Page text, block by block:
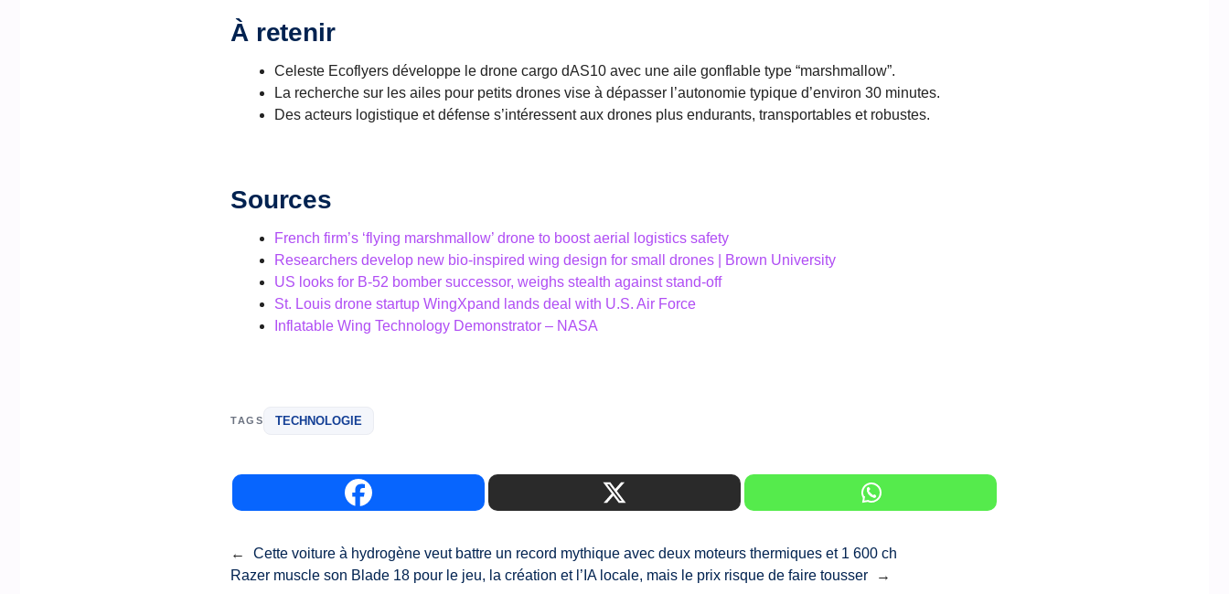
À retenir
Celeste Ecoflyers développe le drone cargo dAS10 avec une aile gonflable type “marshmallow”.
La recherche sur les ailes pour petits drones vise à dépasser l’autonomie typique d’environ 30 minutes.
Des acteurs logistique et défense s’intéressent aux drones plus endurants, transportables et robustes.
Sources
French firm’s ‘flying marshmallow’ drone to boost aerial logistics safety
Researchers develop new bio-inspired wing design for small drones | Brown University
US looks for B-52 bomber successor, weighs stealth against stand-off
St. Louis drone startup WingXpand lands deal with U.S. Air Force
Inflatable Wing Technology Demonstrator – NASA
TAGS TECHNOLOGIE
←
Cette voiture à hydrogène veut battre un record mythique avec deux moteurs thermiques et 1 600 ch
Razer muscle son Blade 18 pour le jeu, la création et l’IA locale, mais le prix risque de faire tousser
→